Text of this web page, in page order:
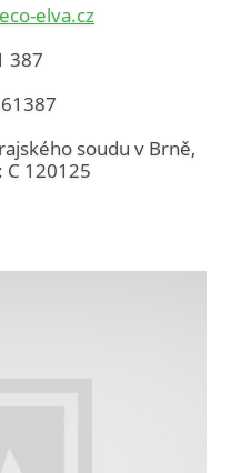
elva.cz
387
soudu v Brně,
C 120125